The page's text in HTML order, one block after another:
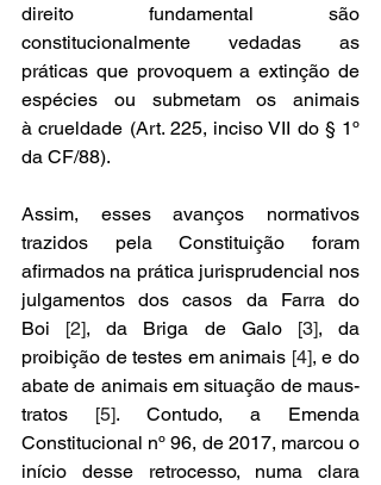
direito fundamental são
constitucionalmente vedadas as
práticas que provoquem a extinção de
espécies ou submetam os animais
à crueldade (Art. 225, inciso VII do § 1º
da CF/88).
Assim, esses avanços normativos
trazidos pela Constituição foram
afirmados na prática jurisprudencial nos
julgamentos dos casos da Farra do
Boi [2], da Briga de Galo [3], da
proibição de testes em animais [4], e do
abate de animais em situação de maus-
tratos [5]. Contudo, a Emenda
Constitucional nº 96, de 2017, marcou o
início desse retrocesso, numa clara